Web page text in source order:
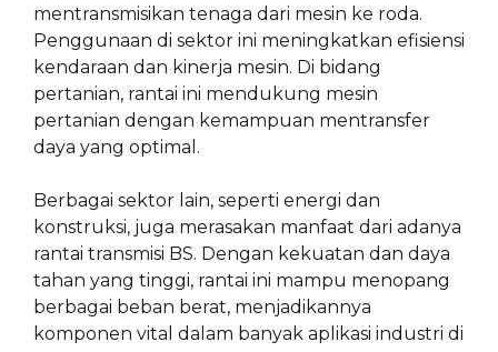
mentransmisikan tenaga dari mesin ke roda.
Penggunaan di sektor ini meningkatkan efisiensi
kendaraan dan kinerja mesin. Di bidang
pertanian, rantai ini mendukung mesin
pertanian dengan kemampuan mentransfer
daya yang optimal.
Berbagai sektor lain, seperti energi dan
konstruksi, juga merasakan manfaat dari adanya
rantai transmisi BS. Dengan kekuatan dan daya
tahan yang tinggi, rantai ini mampu menopang
berbagai beban berat, menjadikannya
komponen vital dalam banyak aplikasi industri di